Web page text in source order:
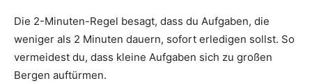
Die 2-Minuten-Regel besagt, dass du Aufgaben, die
weniger als 2 Minuten dauern, sofort erledigen sollst. So
vermeidest du, dass kleine Aufgaben sich zu großen
Bergen auftürmen.